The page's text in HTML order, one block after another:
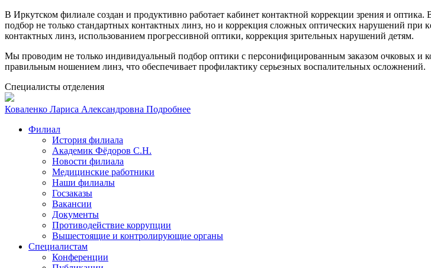
В Иркутском филиале создан и продуктивно работает кабинет контактной коррекции зрения и
подбор не только стандартных контактных линз, но и коррекция сложных оптических нарушений при
контактных линз, использованием прогрессивной оптики, коррекция зрительных нарушений детям.
Мы проводим не только индивидуальный подбор оптики с персонифицированным заказом очковых и
правильным ношением линз, что обеспечивает профилактику серьезных воспалительных осложнений.
Cпециалисты отделения
Коваленко Лариса Александровна Подробнее
Филиал
История филиала
Академик Фёдоров С.Н.
Новости филиала
Медицинские работники
Наши филиалы
Госзаказы
Вакансии
Документы
Противодействие коррупции
Вышестоящие и контролирующие органы
Специалистам
Конференции